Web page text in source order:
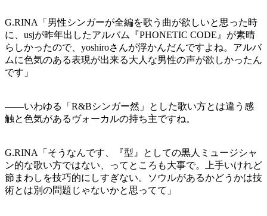
G.RINA「男性シンガーが全編を歌う曲が欲しいと思った時
に、usjが昨年出したアルバム『PHONETIC CODE』が素晴
らしかったので、yoshiroさんが浮かんだんですよね。アルバ
ムに色気のある表現が出来る大人な男性の声が欲しかったん
です」
——いわゆる「R&Bシンガー然」とした歌い方とは違う感
触と色気があるヴォーカルの持ち主ですね。
G.RINA「そうなんです、『型』としての黒人ミュージシャ
ン的な歌い方ではない、ってところも大事で。上手いけれど
節まわしを技巧的にしすぎない。ソウルがあるかどうかは技
術とは別の問題じゃないかと思ってて」